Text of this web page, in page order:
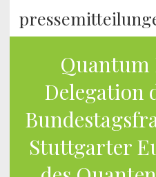
Delegation
Stuttgarter